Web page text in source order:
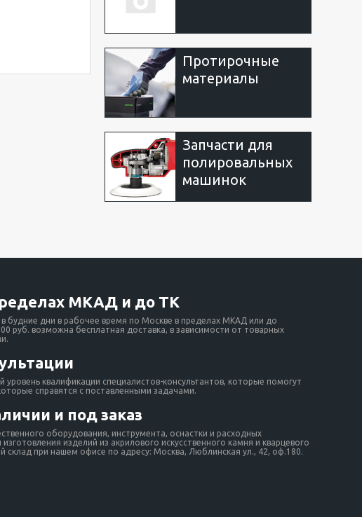
Протирочные
материалы
Запчасти для
полировальных
машинок
МКАД и до ТК
будние дни в рабочее время по Москве в пределах МКАД или до
руб. возможна бесплатная доставка, в зависимости от товарных
квалификации специалистов-консультантов, которые помогут
справятся с поставленными задачами.
и под заказ
оборудования, инструмента, оснастки и расходных
изделий из акрилового искусственного камня и кварцевого
склад при нашем офисе по адресу: Москва, Люблинская ул., 42, оф.180.